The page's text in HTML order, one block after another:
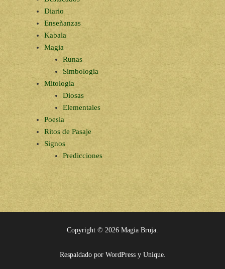
Diario
Enseñanzas
Kabala
Magia
Runas
Simbologia
Mitologia
Diosas
Elementales
Poesia
Ritos de Pasaje
Signos
Predicciones
Copyright © 2026 Magia Bruja.
Respaldado por WordPressy Unique.